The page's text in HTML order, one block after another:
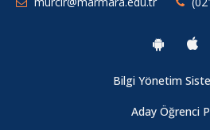
Bilgi Yönetim
Aday Öğrenci